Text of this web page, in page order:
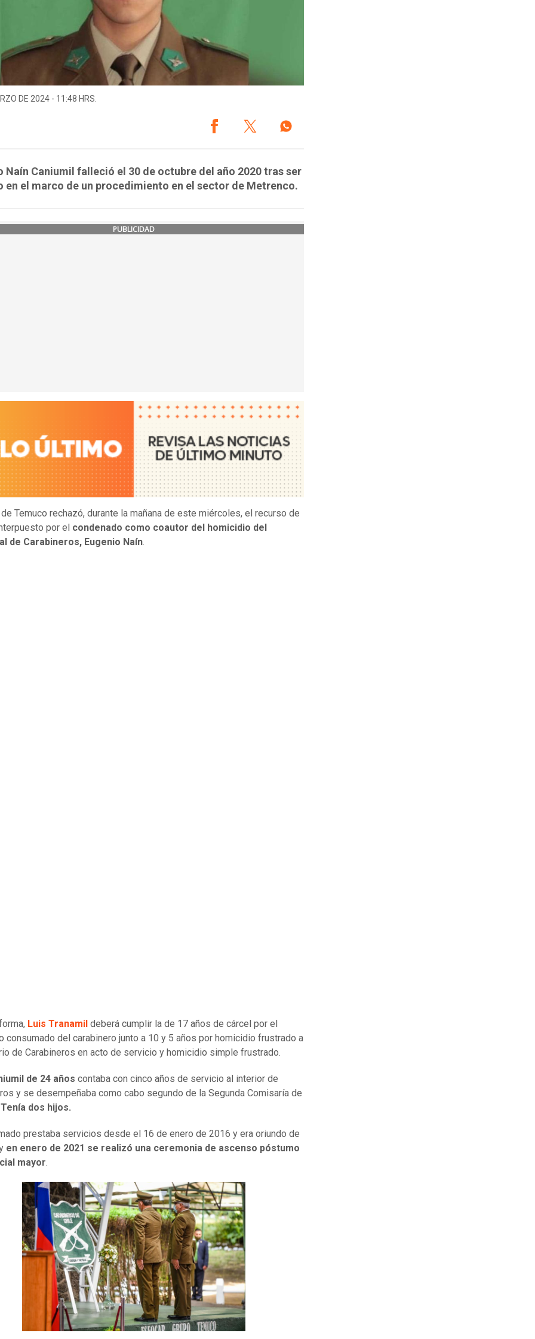
DE 2024 - 11:48 HRS.
Naín Caniumil falleció el 30 de octubre del año 2020 tras ser
en el marco de un procedimiento en el sector de Metrenco.
PUBLICIDAD
de Temuco rechazó, durante la mañana de este miércoles, el recurso de
por el condenado como coautor del homicidio del
de Carabineros, Eugenio Naín.
Luis Tranamil deberá cumplir la de 17 años de cárcel por el
consumado del carabinero junto a 10 y 5 años por homicidio frustrado a
de Carabineros en acto de servicio y homicidio simple frustrado.
de 24 años contaba con cinco años de servicio al interior de
y se desempeñaba como cabo segundo de la Segunda Comisaría de
Tenía dos hijos.
prestaba servicios desde el 16 de enero de 2016 y era oriundo de
en enero de 2021 se realizó una ceremonia de ascenso póstumo
mayor